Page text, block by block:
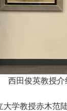
西田俊英教授介
大学教授赤木